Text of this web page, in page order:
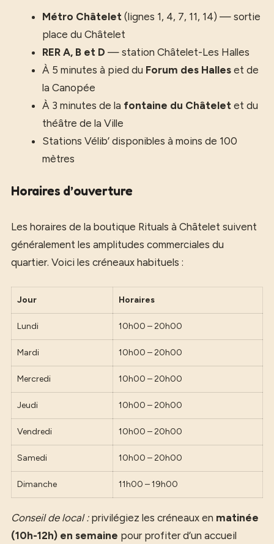
Métro Châtelet (lignes 1, 4, 7, 11, 14) — sortie
place du Châtelet
RER A, B et D — station Châtelet-Les Halles
À 5 minutes à pied du Forum des Halles et de
la Canopée
À 3 minutes de la fontaine du Châtelet et du
théâtre de la Ville
Stations Vélib’ disponibles à moins de 100
mètres
Horaires d’ouverture
Les horaires de la boutique Rituals à Châtelet suivent
généralement les amplitudes commerciales du
quartier. Voici les créneaux habituels :
Jour Horaires
Lundi 10h00 – 20h00
Mardi 10h00 – 20h00
Mercredi 10h00 – 20h00
Jeudi 10h00 – 20h00
Vendredi 10h00 – 20h00
Samedi 10h00 – 20h00
Dimanche 11h00 – 19h00
Conseil de local :privilégiez les créneaux en matinée
(10h-12h) en semaine pour profiter d’un accueil